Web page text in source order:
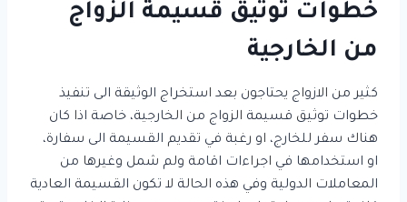
خطوات توثيق قسيمة الزواج
من الخارجية
كثير من الازواج يحتاجون بعد استخراج الوثيقة الى تنفيذ
خطوات توثيق قسيمة الزواج من الخارجية، خاصة اذا كان
هناك سفر للخارج، او رغبة في تقديم القسيمة الى سفارة،
او استخدامها في اجراءات اقامة ولم شمل وغيرها من
المعاملات الدولية وفي هذه الحالة لا تكون القسيمة العادية